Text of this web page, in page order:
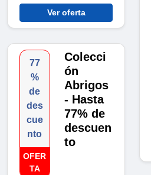
Ver oferta
77
%
de
des
cue
nto
OFER
TA
Colecci
ón
Abrigos
- Hasta
77% de
descuen
to